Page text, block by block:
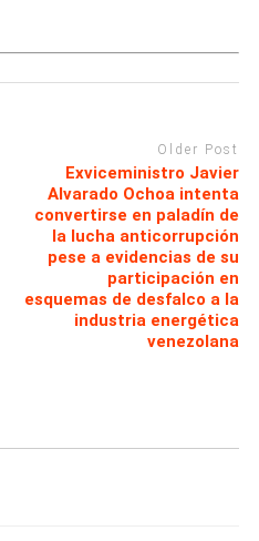
Older Post
Exviceministro Javier
Alvarado Ochoa intenta
convertirse en paladín de
la lucha anticorrupción
pese a evidencias de su
participación en
esquemas de desfalco a la
industria energética
venezolana